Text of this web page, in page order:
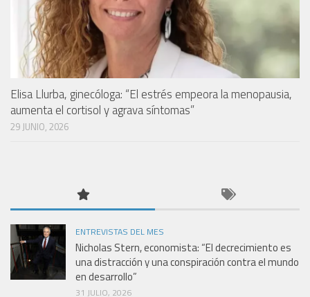
Elisa Llurba, ginecóloga: “El estrés empeora la menopausia,
aumenta el cortisol y agrava síntomas”
29 JUNIO, 2026
ENTREVISTAS DEL MES
Nicholas Stern, economista: “El decrecimiento es
una distracción y una conspiración contra el mundo
en desarrollo”
31 JULIO, 2026